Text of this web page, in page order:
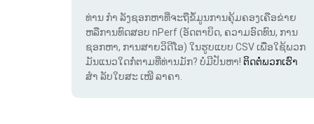
ທ່ານ ກຳ ລັງຊອກຫາທີ່ຈະຖືຂໍ້ມູນການຄຸ້ມຄອງເຄືອຂ່າຍ
ຫລືການທົດສອບ nPerf (ອັດຕາບິດ, ຄວາມອົດທົນ, ການ
ຊອກຫາ, ການສາຍວິດີໂອ) ໃນຮູບແບບ CSV ເພື່ອໃຊ້ພວກ
ມັນແນວໃດກໍ່ຕາມທີ່ທ່ານມັກ? ບໍ່ມີປັນຫາ! ຕິດຕໍ່ພວກເຮົາ
ສຳ ລັບໃບສະ ເໜີ ລາຄາ.